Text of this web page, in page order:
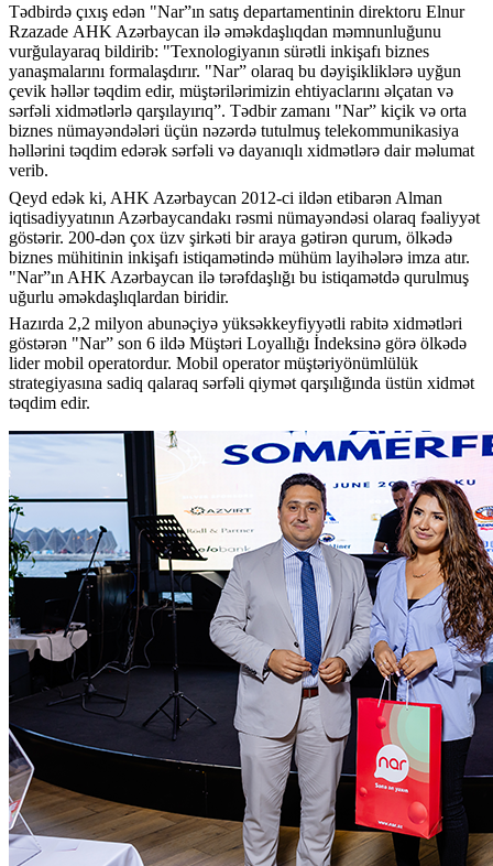
Tədbirdə çıxış edən "Nar”ın satış departamentinin direktoru Elnur
Rzazade AHK Azərbaycan ilə əməkdaşlıqdan məmnunluğunu
vurğulayaraq bildirib: "Texnologiyanın sürətli inkişafı biznes
yanaşmalarını formalaşdırır. "Nar” olaraq bu dəyişikliklərə uyğun
çevik həllər təqdim edir, müştərilərimizin ehtiyaclarını əlçatan və
sərfəli xidmətlərlə qarşılayırıq”. Tədbir zamanı "Nar” kiçik və orta
biznes nümayəndələri üçün nəzərdə tutulmuş telekommunikasiya
həllərini təqdim edərək sərfəli və dayanıqlı xidmətlərə dair məlumat
verib.
Qeyd edək ki, AHK Azərbaycan 2012-ci ildən etibarən Alman
iqtisadiyyatının Azərbaycandakı rəsmi nümayəndəsi olaraq fəaliyyət
göstərir. 200-dən çox üzv şirkəti bir araya gətirən qurum, ölkədə
biznes mühitinin inkişafı istiqamətində mühüm layihələrə imza atır.
"Nar”ın AHK Azərbaycan ilə tərəfdaşlığı bu istiqamətdə qurulmuş
uğurlu əməkdaşlıqlardan biridir.
Hazırda 2,2 milyon abunəçiyə yüksəkkeyfiyyətli rabitə xidmətləri
göstərən "Nar” son 6 ildə Müştəri Loyallığı İndeksinə görə ölkədə
lider mobil operatordur. Mobil operator müştəriyönümlülük
strategiyasına sadiq qalaraq sərfəli qiymət qarşılığında üstün xidmət
təqdim edir.